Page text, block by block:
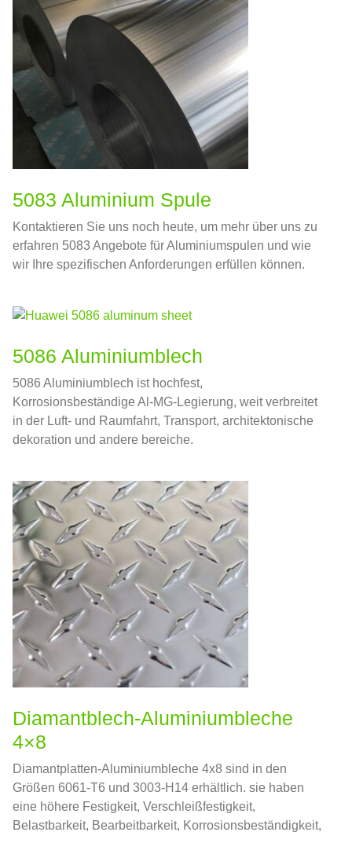
5083 Aluminium Spule
Kontaktieren Sie uns noch heute, um mehr über uns zu
erfahren 5083 Angebote für Aluminiumspulen und wie
wir Ihre spezifischen Anforderungen erfüllen können.
5086 Aluminiumblech
5086 Aluminiumblech ist hochfest,
Korrosionsbeständige Al-MG-Legierung, weit verbreitet
in der Luft- und Raumfahrt, Transport, architektonische
dekoration und andere bereiche.
Diamantblech-Aluminiumbleche
4×8
Diamantplatten-Aluminiumbleche 4x8 sind in den
Größen 6061-T6 und 3003-H14 erhältlich. sie haben
eine höhere Festigkeit, Verschleißfestigkeit,
Belastbarkeit, Bearbeitbarkeit, Korrosionsbeständigkeit,